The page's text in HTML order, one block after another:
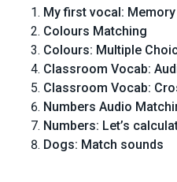
My first vocal: Memory
Colours Matching
Colours: Multiple
Classroom Vocab:
Classroom Vocab:
Numbers Audio
Numbers: Let’s
Dogs: Match sounds